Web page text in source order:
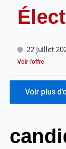
22 juillet
Voir l'offre
Voir plus